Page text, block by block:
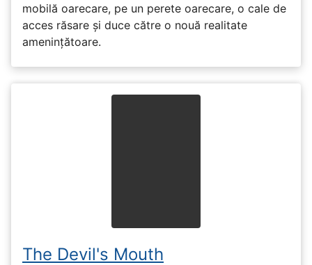
mobilă oarecare, pe un perete oarecare, o cale de
acces răsare și duce către o nouă realitate
amenințătoare.
The Devil's Mouth